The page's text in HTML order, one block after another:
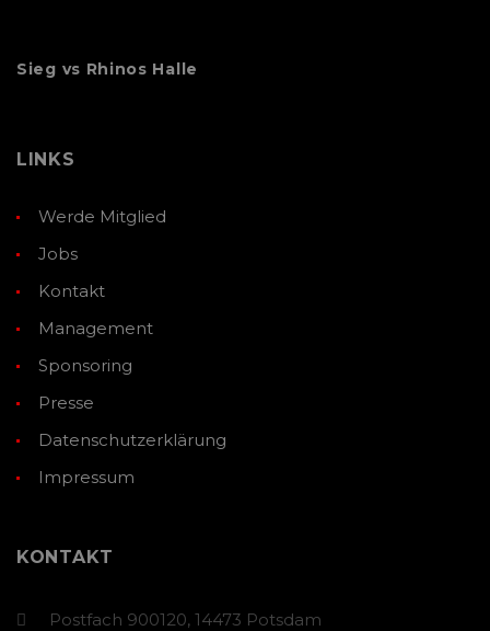
Sieg vs Rhinos Halle
LINKS
Werde Mitglied
Jobs
Kontakt
Management
Sponsoring
Presse
Datenschutzerklärung
Impressum
KONTAKT
Postfach 900120, 14473 Potsdam